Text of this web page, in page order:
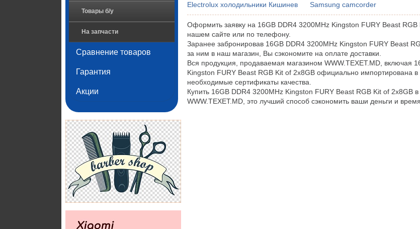
Товары б/у
На запчасти
Сравнение товаров
Гарантия
Акции
Electrolux холодильники Кишинев Samsung camcorder
Оформить заявку на 16GB DDR4 3200MHz Kingston FURY Beast
нашем сайте или по телефону.
Заранее забронировав 16GB DDR4 3200MHz Kingston FURY Beast
за ним в наш магазин, Вы сэкономите на оплате доставки.
Вся продукция, продаваемая магазином WWW.TEXET.MD, включая
Kingston FURY Beast RGB Kit of 2x8GB официально импортирована
необходимые сертификаты качества.
Купить 16GB DDR4 3200MHz Kingston FURY Beast RGB Kit of 2x8GB
WWW.TEXET.MD, это лучший способ сэкономить ваши деньги и